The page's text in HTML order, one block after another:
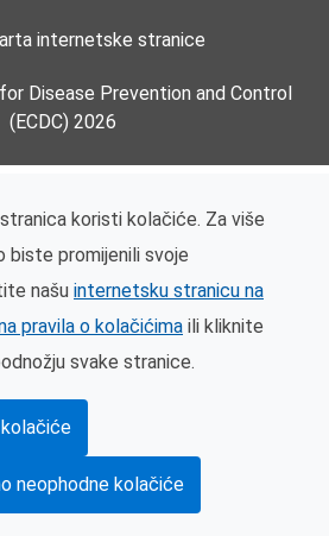
koristi kolačiće. Za više
biste promijenili svoje
našu internetsku stranicu na
pravila o kolačićima ili kliknite
svake stranice.
neophodne kolačiće
internetske stranice
Disease Prevention and Control
(ECDC) 2026